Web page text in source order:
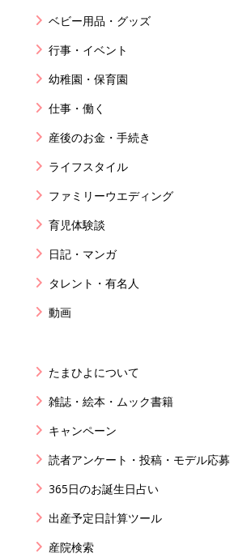
ベビー用品・グッズ
行事・イベント
幼稚園・保育園
仕事・働く
産後のお金・手続き
ライフスタイル
ファミリーウエディング
育児体験談
日記・マンガ
タレント・有名人
動画
たまひよについて
雑誌・絵本・ムック書籍
キャンペーン
読者アンケート・投稿・モデル応募
365日のお誕生日占い
出産予定日計算ツール
産院検索